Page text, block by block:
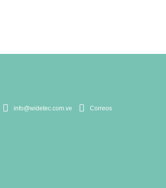
info@widetec.com.ve Correos